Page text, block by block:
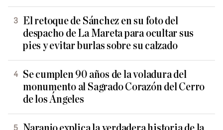
El retoque de Sánchez en su foto del
despacho de La Mareta para ocultar sus
pies y evitar burlas sobre su calzado
Se cumplen 90 años de la voladura del
monumento al Sagrado Corazón del Cerro
de los Ángeles